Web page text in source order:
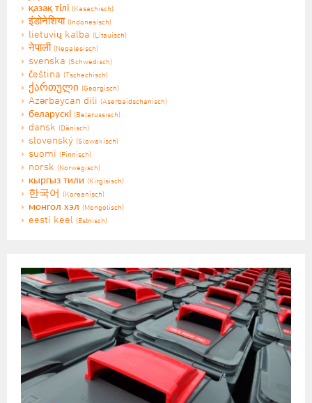
қазақ тілі (Kasachisch)
इंडोनेशिया (Indonesisch)
lietuvių kalba (Litauisch)
नेपाली (Nepalesisch)
svenska (Schwedisch)
čeština (Tschechisch)
ქართული (Georgisch)
Azərbaycan dili (Aserbaidschanisch)
беларускі (Belarussisch)
dansk (Dänisch)
slovenský (Slowakisch)
suomi (Finnisch)
norsk (Norwegisch)
кыргыз тили (Kirgisisch)
한국어 (Koreanisch)
монгол хэл (Mongolisch)
eesti keel (Estnisch)